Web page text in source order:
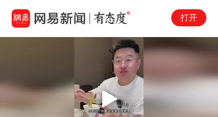
打开
Play